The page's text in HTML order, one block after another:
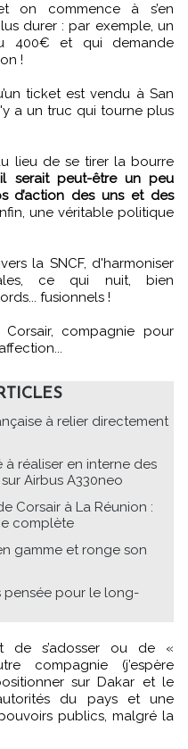
on commence à s’en
durer : par exemple, un
400€ et qui demande
!
ticket est vendu à San
a un truc qui tourne plus
lieu de se tirer la bourre
il serait peut-être un peu
d’action des uns et des
une véritable politique
la SNCF, d'harmoniser
ce qui nuit, bien
fusionnels !
compagnie pour
à relier directement
réaliser en interne des
Airbus A330neo
Corsair à La Réunion :
complète
gamme et ronge son
pensée pour le long-
de s’adosser ou de «
compagnie (j’espère
sur Dakar et le
du pays et une
publics, malgré la